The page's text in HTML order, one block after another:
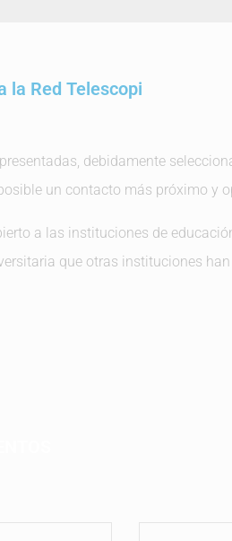
la Red Telescopi​
debidamente
un contacto más próximo y
a las instituciones de
que otras instituciones